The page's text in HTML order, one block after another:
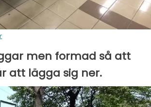
men formad så att
att lägga sig ner.